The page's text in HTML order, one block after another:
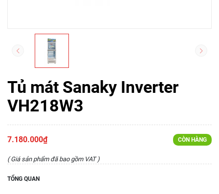
Tủ mát Sanaky Inverter
VH218W3
7.180.000₫ CÒN HÀNG
( Giá sản phẩm đã bao gồm VAT )
TỔNG QUAN